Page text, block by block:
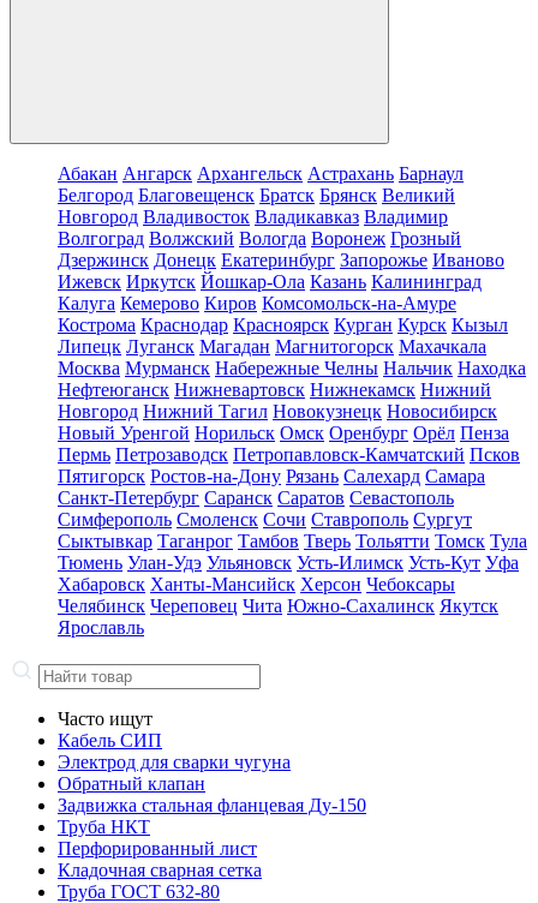
Абакан Ангарск Архангельск Астрахань Барнаул
Белгород Благовещенск Братск Брянск Великий
Новгород Владивосток Владикавказ Владимир
Волгоград Волжский Вологда Воронеж Грозный
Дзержинск Донецк Екатеринбург Запорожье Иваново
Ижевск Иркутск Йошкар-Ола Казань Калининград
Калуга Кемерово Киров Комсомольск-на-Амуре
Кострома Краснодар Красноярск Курган Курск Кызыл
Липецк Луганск Магадан Магнитогорск Махачкала
Москва Мурманск Набережные Челны Нальчик Находка
Нефтеюганск Нижневартовск Нижнекамск Нижний
Новгород Нижний Тагил Новокузнецк Новосибирск
Новый Уренгой Норильск Омск Оренбург Орёл Пенза
Пермь Петрозаводск Петропавловск-Камчатский Псков
Пятигорск Ростов-на-Дону Рязань Салехард Самара
Санкт-Петербург Саранск Саратов Севастополь
Симферополь Смоленск Сочи Ставрополь Сургут
Сыктывкар Таганрог Тамбов Тверь Тольятти Томск Тула
Тюмень Улан-Удэ Ульяновск Усть-Илимск Усть-Кут Уфа
Хабаровск Ханты-Мансийск Херсон Чебоксары
Челябинск Череповец Чита Южно-Сахалинск Якутск
Ярославль
Часто ищут
Кабель СИП
Электрод для сварки чугуна
Обратный клапан
Задвижка стальная фланцевая Ду-150
Труба НКТ
Перфорированный лист
Кладочная сварная сетка
Труба ГОСТ 632-80